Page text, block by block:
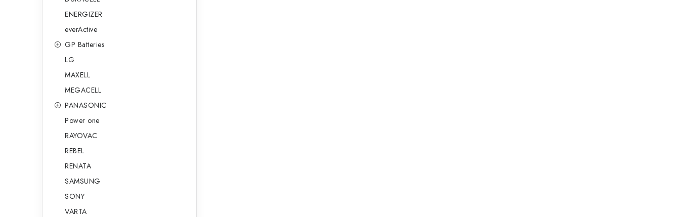
ENERGIZER
everActive
GP Batteries
LG
MAXELL
MEGACELL
PANASONIC
Power one
RAYOVAC
REBEL
RENATA
SAMSUNG
SONY
VARTA